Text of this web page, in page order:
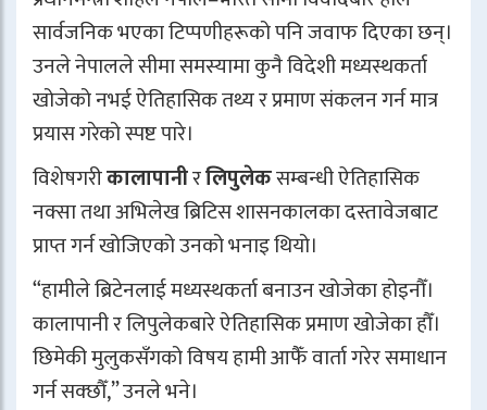
सार्वजनिक भएका टिप्पणीहरूको पनि जवाफ दिएका छन्।
उनले नेपालले सीमा समस्यामा कुनै विदेशी मध्यस्थकर्ता
खोजेको नभई ऐतिहासिक तथ्य र प्रमाण संकलन गर्न मात्र
प्रयास गरेको स्पष्ट पारे।
विशेषगरीकालापानीरलिपुलेकसम्बन्धी ऐतिहासिक
नक्सा तथा अभिलेख ब्रिटिस शासनकालका दस्तावेजबाट
प्राप्त गर्न खोजिएको उनको भनाइ थियो।
“हामीले ब्रिटेनलाई मध्यस्थकर्ता बनाउन खोजेका होइनौँ।
कालापानी र लिपुलेकबारे ऐतिहासिक प्रमाण खोजेका हौँ।
छिमेकी मुलुकसँगको विषय हामी आफैँ वार्ता गरेर समाधान
गर्न सक्छौँ,” उनले भने।